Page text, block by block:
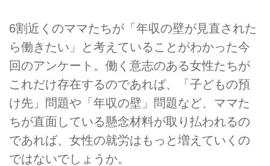
6割近くのママたちが「年収の壁が見直された
ら働きたい」と考えていることがわかった今
回のアンケート。働く意志のある女性たちが
これだけ存在するのであれば、「子どもの預
け先」問題や「年収の壁」問題など、ママた
ちが直面している懸念材料が取り払われるの
であれば、女性の就労はもっと増えていくの
ではないでしょうか。